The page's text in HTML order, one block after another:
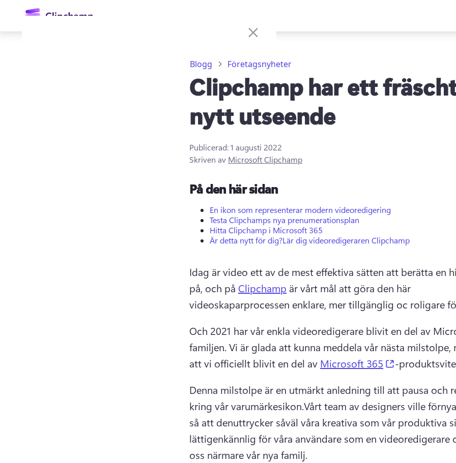
huvudinnehåll
Blogg Företagsnyheter
Clipchamp har ett
nytt utseende
Publicerad:1 augusti 2022
Skriven av Microsoft Clipchamp
På den här sidan
En ikon som representerar modern videoredigering
Testa Clipchamps nya prenumerationsplan
Hitta Clipchamp i Microsoft 365
Är detta nytt för dig?Lär dig videoredigeraren Clipchamp
Idag är video ett av de mest effektiva sätten att berätta en
på, och på Clipchamp är vårt mål att göra den här
videoskaparprocessen enklare, mer tillgänglig oc roligare
Och 2021 har vår enkla videoredigerare blivit en del av
familjen. Vi är glada att kunna meddela vår nästa milstolpe,
att vi officiellt blivit en del av Microsoft 365 (opens in a
-
Denna milstolpe är en utmärkt anledning till att pausa och
kring vår varumärkesikon.Vårt team av designers ville
så att denuttrycker såväl våra kreativa som vår produktiva
lättigenkännlig för våra användare som en videoredigerare
oss närmare vår nya familj.